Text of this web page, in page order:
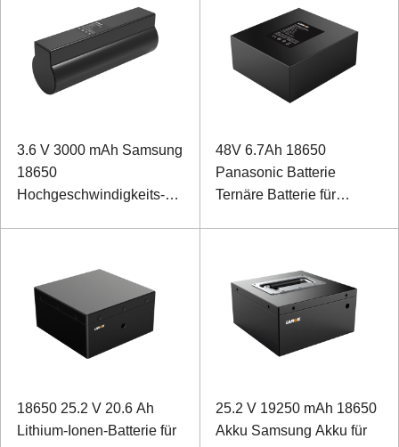
3.6 V 3000 mAh Samsung
18650
Hochgeschwindigkeits-
48V 6.7Ah 18650
Panasonic Batterie
Ternäre Batterie für
18650 25.2 V 20.6 Ah
Lithium-Ionen-Batterie für
25.2 V 19250 mAh 18650
Akku Samsung Akku für